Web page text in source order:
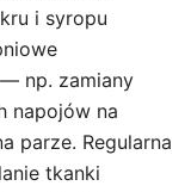
i syropu
np. zamiany
napojów na
parze. Regularna
tkanki